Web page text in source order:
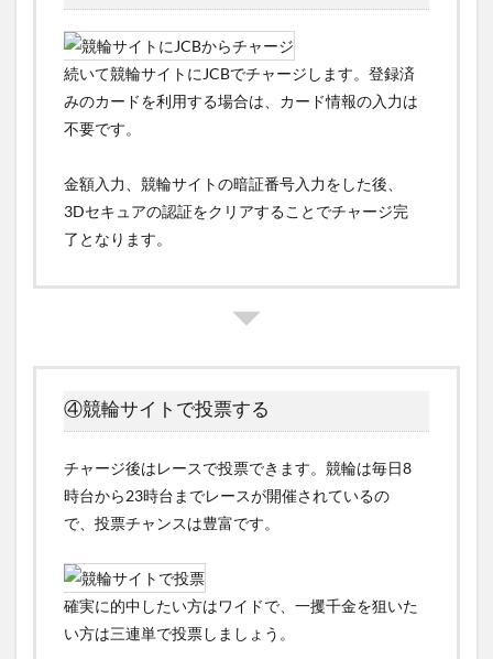
続いて競輪サイトにJCBでチャージします。登録済
みのカードを利用する場合は、カード情報の入力は
不要です。
金額入力、競輪サイトの暗証番号入力をした後、
3Dセキュアの認証をクリアすることでチャージ完
了となります。
④競輪サイトで投票する
チャージ後はレースで投票できます。競輪は毎日8
時台から23時台までレースが開催されているの
で、投票チャンスは豊富です。
確実に的中したい方はワイドで、一攫千金を狙いた
い方は三連単で投票しましょう。